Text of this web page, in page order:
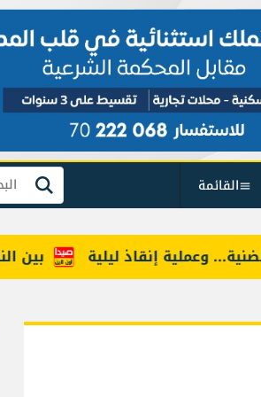
القائمة بحث
بين وعملية إنقاذ ليلية